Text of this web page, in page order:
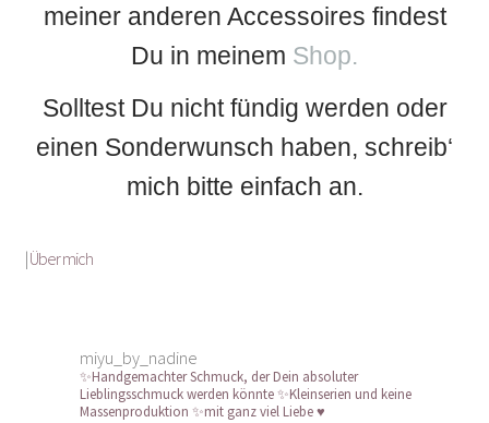
meiner anderen Accessoires findest
Du in meinem Shop.
Solltest Du nicht fündig werden oder
einen Sonderwunsch haben, schreib‘
mich bitte einfach an.
|Über mich
miyu_by_nadine
✨Handgemachter Schmuck, der Dein absoluter
Lieblingsschmuck werden könnte✨Kleinserien und keine
Massenproduktion ✨mit ganz viel Liebe ♥️